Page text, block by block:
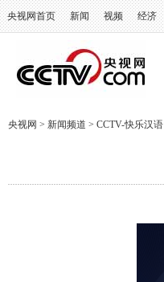
央视网首页 新闻 视频 经济
央视网 > 新闻频道 > CCTV-快乐汉语